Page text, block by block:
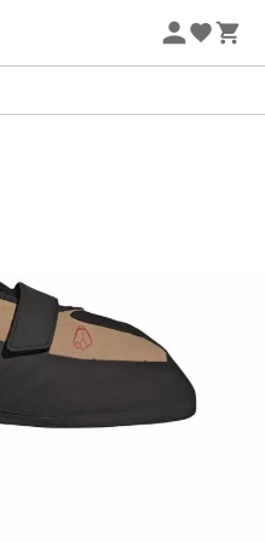
2 produits* code Summer5
-5% Extra - Code Summer5